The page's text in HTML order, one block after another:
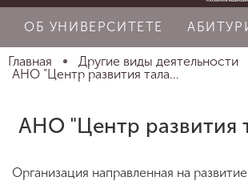
ОБ УНИВЕРСИТЕТЕ
Главная
Другие виды деятельности
АНО "Центр развития тала...
АНО "Центр развития
Организация направленная на